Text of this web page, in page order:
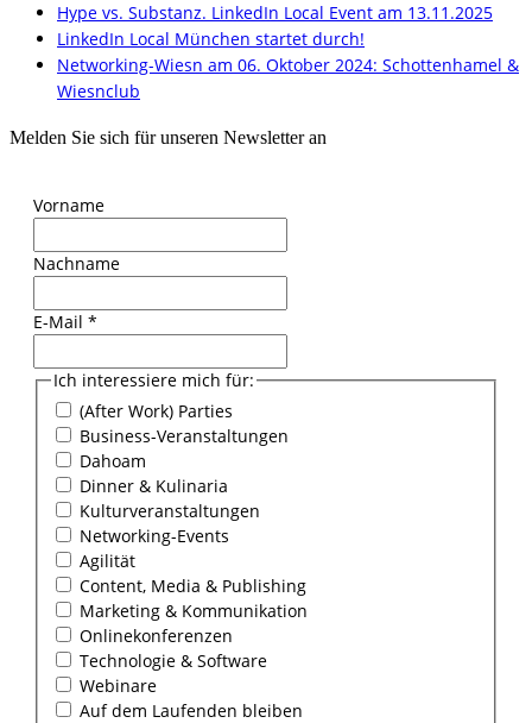
Hype vs. Substanz. LinkedIn Local Event am 13.11.2025
LinkedIn Local München startet durch!
Networking-Wiesn am 06. Oktober 2024: Schottenhamel &
Wiesnclub
Melden Sie sich für unseren Newsletter an
Vorname
Nachname
E-Mail *
Ich interessiere mich für:
(After Work) Parties
Business-Veranstaltungen
Dahoam
Dinner & Kulinaria
Kulturveranstaltungen
Networking-Events
Agilität
Content, Media & Publishing
Marketing & Kommunikation
Onlinekonferenzen
Technologie & Software
Webinare
Auf dem Laufenden bleiben